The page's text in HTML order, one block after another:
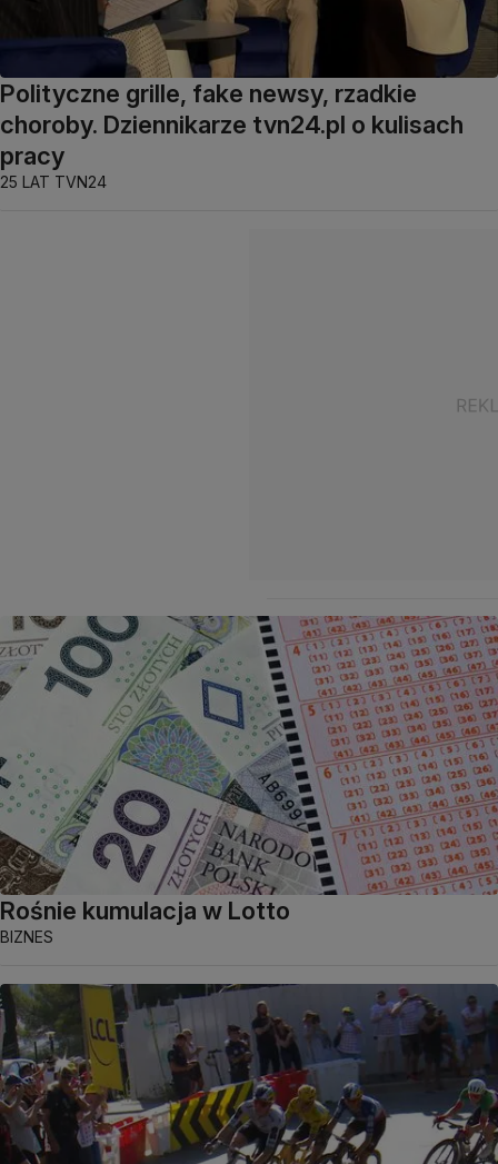
Polityczne grille, fake newsy, rzadkie
choroby. Dziennikarze tvn24.pl o kulisach
pracy
25 LAT TVN24
Rośnie kumulacja w Lotto
BIZNES